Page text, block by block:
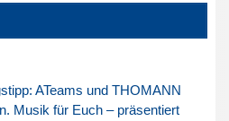
ATeams und THOMANN
Musik für Euch – präsentiert